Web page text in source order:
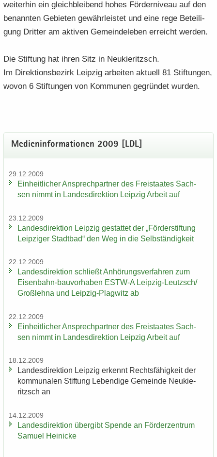
wei­ter­hin ein gleich­blei­bend hohes För­der­ni­veau auf den
be­nann­ten Ge­bie­ten ge­währ­leis­tet und eine rege Be­tei­li­
gung Drit­ter am ak­ti­ven Ge­mein­de­le­ben er­reicht wer­den.
Die Stif­tung hat ihren Sitz in Neu­kie­ritzsch.
Im Di­rek­ti­ons­be­zirk Leip­zig ar­bei­ten ak­tu­ell 81 Stif­tun­gen,
wovon 6 Stif­tun­gen von Kom­mu­nen ge­grün­det wur­den.
Me­di­en­in­for­ma­tio­nen 2009 [LDL]
29.12.2009
Ein­heit­li­cher An­sprech­part­ner des Frei­staa­tes Sach­
sen nimmt in Lan­des­di­rek­ti­on Leip­zig Ar­beit auf
23.12.2009
Lan­des­di­rek­ti­on Leip­zig ge­stat­tet der „För­der­stif­tung
Leip­zi­ger Stadt­bad“ den Weg in die Selb­stän­dig­keit
22.12.2009
Lan­des­di­rek­ti­on schließt An­hö­rungs­ver­fah­ren zum
Eisenbahn-​bauvorhaben ESTW-​A Leipzig-​Leutzsch/
Groß­leh­na und Leipzig-​Plagwitz ab
22.12.2009
Ein­heit­li­cher An­sprech­part­ner des Frei­staa­tes Sach­
sen nimmt in Lan­des­di­rek­ti­on Leip­zig Ar­beit auf
18.12.2009
Lan­des­di­rek­ti­on Leip­zig er­kennt Rechts­fä­hig­keit der
kom­mu­na­len Stif­tung Le­ben­di­ge Ge­mein­de Neu­kie­
ritzsch an
14.12.2009
Lan­des­di­rek­ti­on über­gibt Spen­de an För­der­zen­trum
Sa­mu­el Hei­ni­cke